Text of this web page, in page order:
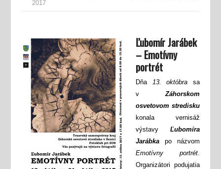
2017
Ľubomír Jarábek
– Emotívny
portrét
Dňa 13. októbra sa
vZáhorskom
osvetovom stredisku
konala vernisáž
výstavyĽubomíra
Jarábkapo názvom
Emotívny portrét.
Organizátori podujatia